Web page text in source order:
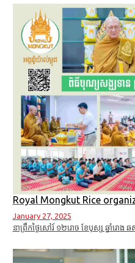
Royal Mongkut Rice
January 27, 2025
នាព្រឹកថ្ងៃសៅរ៍ ១២​រោច ខែបុស្ស ឆ្នាំរោង